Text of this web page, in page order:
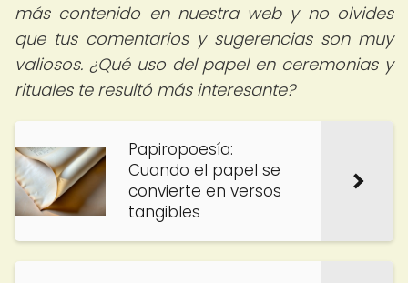
más contenido en nuestra web y no olvides
que tus comentarios y sugerencias son muy
valiosos. ¿Qué uso del papel en ceremonias y
rituales te resultó más interesante?
Papiropoesía:
Cuando el papel se
convierte en versos
tangibles